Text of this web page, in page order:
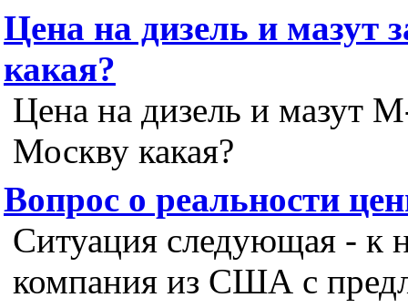
Цена на дизель и мазут
какая?
Цена на дизель и мазут
Москву какая?
Вопрос о реальности
Ситуация следующая - к
компания из США с